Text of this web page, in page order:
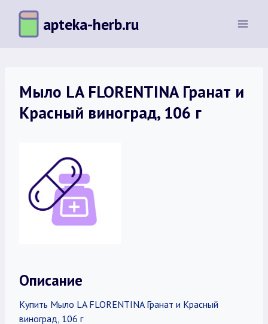
Перейти
содержимому
apteka-herb.ru
Мыло LA FLORENTINA Гранат и
Красный виноград, 106 г
Описание
Купить Мыло LA FLORENTINA Гранат и Красный
виноград, 106 г